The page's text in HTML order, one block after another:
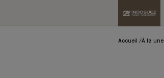
Accueil À la une